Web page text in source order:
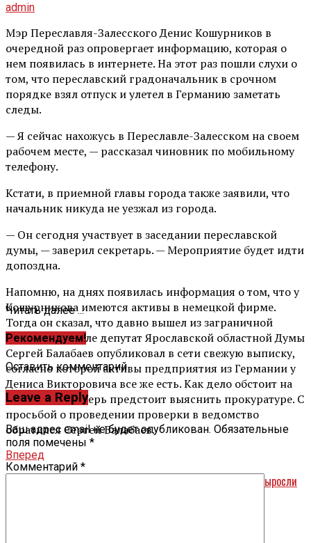
admin
Мэр Переславля-Залесского Денис Кошурников в
очередной раз опровергает информацию, которая о
нем появилась в интернете. На этот раз пошли слухи о
том, что переславский градоначальник в срочном
порядке взял отпуск и улетел в Германию заметать
следы.
— Я сейчас нахожусь в Переславле-Залесском на своем
рабочем месте, — рассказал чиновник по мобильному
телефону.
Кстати, в приемной главы города также заявили, что
начальник никуда не уезжал из города.
— Он сегодня участвует в заседании переславской
думы, — заверил секретарь. — Мероприятие будет идти
допоздна.
Напомню, на днях появилась информация о том, что у
Кошурникова имеются активы в немецкой фирме.
Тогда он сказал, что давно вышел из заграничной
фирмы. Но после депутат Ярославской областной Думы
Сергей Балабаев опубликовал в сети свежую выписку,
согласно которой активы предприятия из Германии у
Дениса Викторовича все же есть. Как дело обстоит на
самом деле теперь предстоит выяснить прокуратуре. С
просьбой о проведении проверки в ведомство
обратился Сергей Балабаев.
Вперед
Цены на продукты в Ярославской области с начала года выросли
Читать далее ...
Рекомендуем!
Оставить комментарий
Leave a Reply
Ваш адрес email не будет опубликован. Обязательные
поля помечены *
Комментарий *